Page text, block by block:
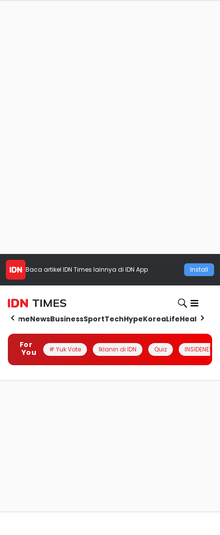
Baca artikel IDN Times lainnya di IDN App Install
HomeNewsBusinessSportTechHypeKoreaLifeHealth
For
You
# Yuk Vote Iklanin di IDN Quiz INSIDENESIA